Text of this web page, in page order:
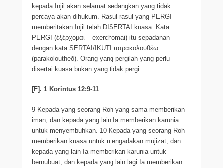
kepada Injil akan selamat sedangkan yang tidak
percaya akan dihukum. Rasul-rasul yang PERGI
memberitakan Injil telah DISERTAI kuasa. Kata
PERGI (ἐξέρχομαι – exerchomai) itu sepadanan
dengan kata SERTAI/IKUTI παρακολουθέω
(parakoloutheō). Orang yang pergilah yang perlu
disertai kuasa bukan yang tidak pergi.
[F]. 1 Korintus 12:9-11
9 Kepada yang seorang Roh yang sama memberikan
iman, dan kepada yang lain Ia memberikan karunia
untuk menyembuhkan. 10 Kepada yang seorang Roh
memberikan kuasa untuk mengadakan mujizat, dan
kepada yang lain Ia memberikan karunia untuk
bernubuat, dan kepada yang lain lagi Ia memberikan